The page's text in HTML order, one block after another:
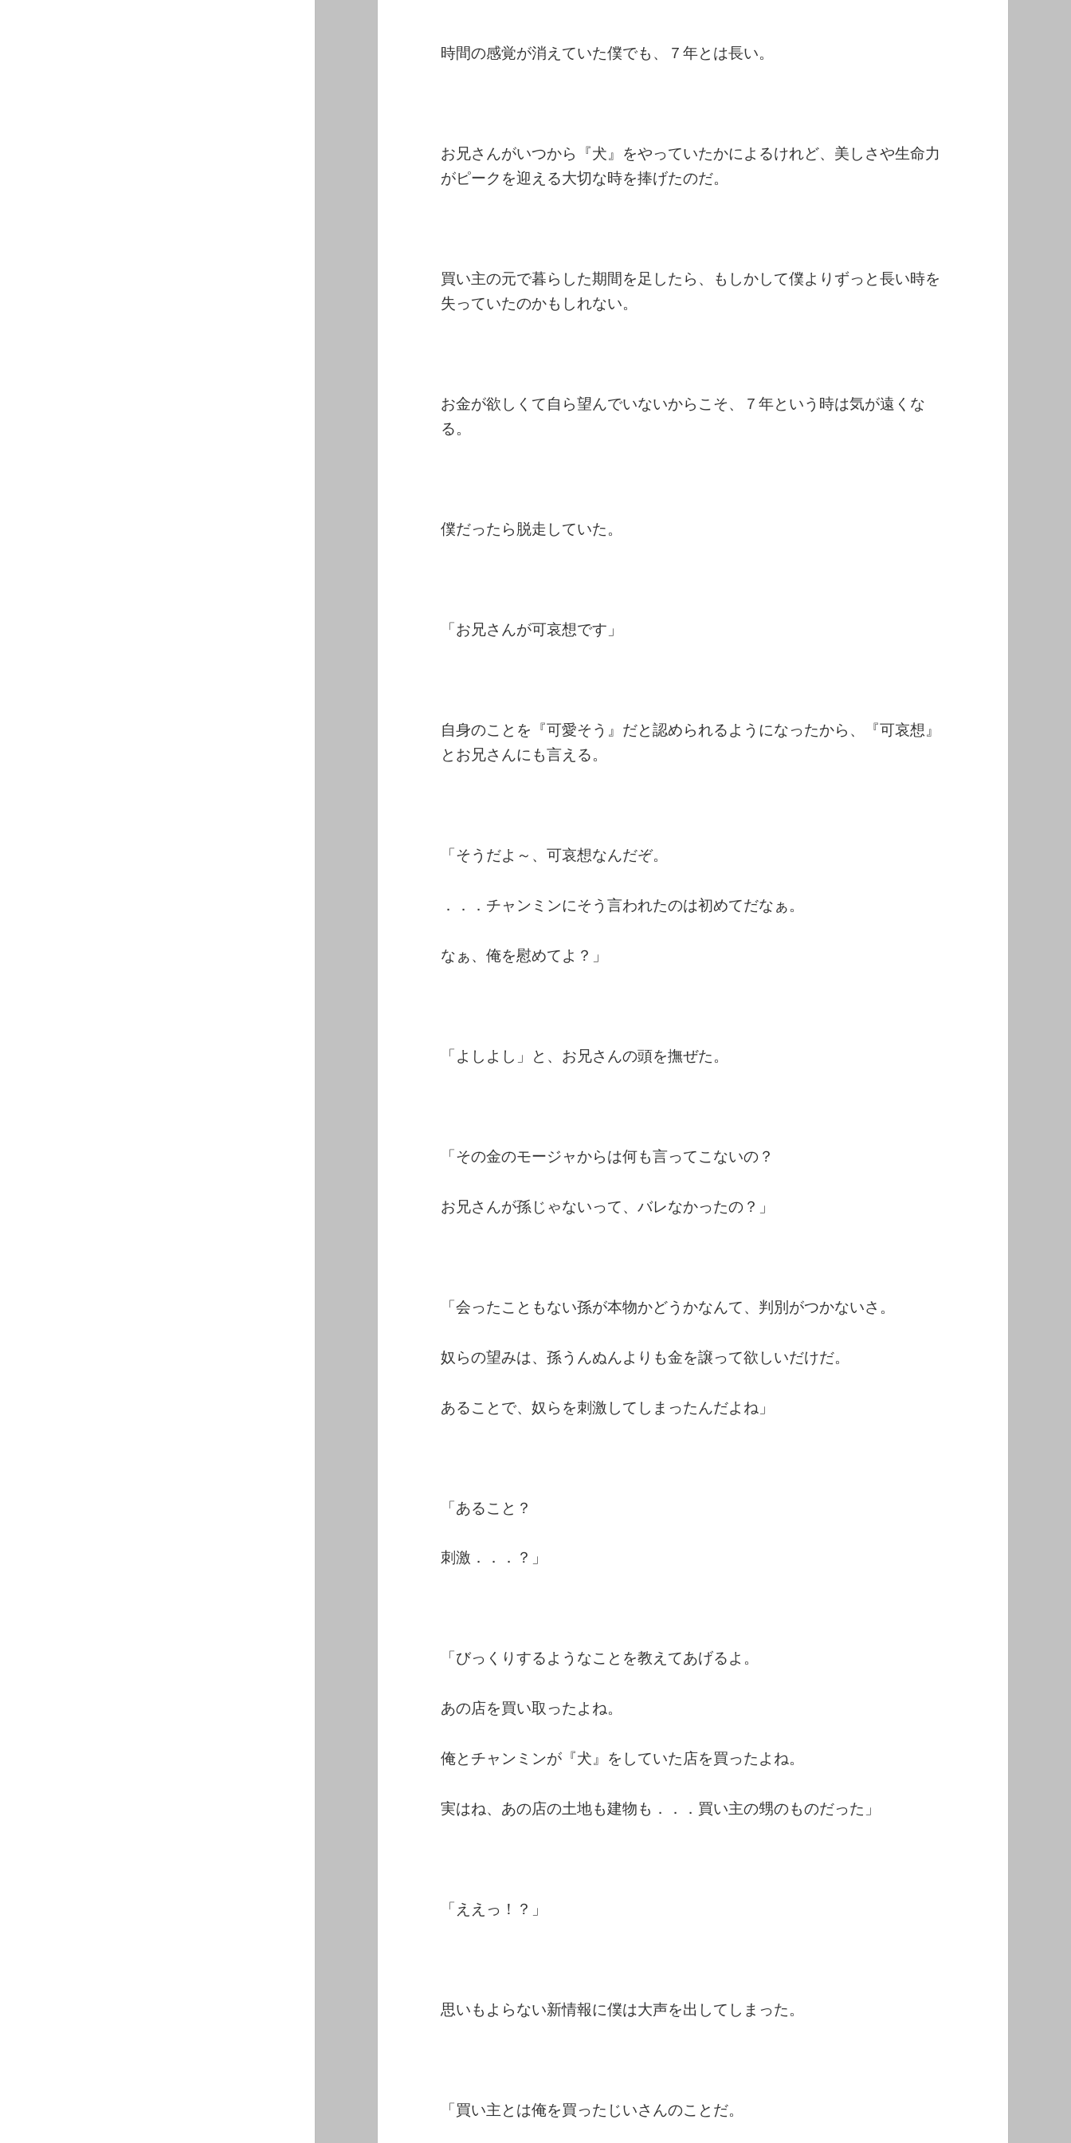
時間の感覚が消えていた僕でも、７年とは長い。
お兄さんがいつから『犬』をやっていたかによるけれど、美しさや生命力
がピークを迎える大切な時を捧げたのだ。
買い主の元で暮らした期間を足したら、もしかして僕よりずっと長い時を
失っていたのかもしれない。
お金が欲しくて自ら望んでいないからこそ、７年という時は気が遠くな
る。
僕だったら脱走していた。
「お兄さんが可哀想です」
自身のことを『可愛そう』だと認められるようになったから、『可哀想』
とお兄さんにも言える。
「そうだよ～、可哀想なんだぞ。
．．．チャンミンにそう言われたのは初めてだなぁ。
なぁ、俺を慰めてよ？」
「よしよし」と、お兄さんの頭を撫ぜた。
「その金のモージャからは何も言ってこないの？
お兄さんが孫じゃないって、バレなかったの？」
「会ったこともない孫が本物かどうかなんて、判別がつかないさ。
奴らの望みは、孫うんぬんよりも金を譲って欲しいだけだ。
あることで、奴らを刺激してしまったんだよね」
「あること？
刺激．．．？」
「びっくりするようなことを教えてあげるよ。
あの店を買い取ったよね。
俺とチャンミンが『犬』をしていた店を買ったよね。
実はね、あの店の土地も建物も．．．買い主の甥のものだった」
「ええっ！？」
思いもよらない新情報に僕は大声を出してしまった。
「買い主とは俺を買ったじいさんのことだ。